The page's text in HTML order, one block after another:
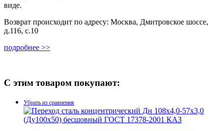
виде.
Возврат происходит по адресу: Москва, Дмитровское шоссе,
д.116, с.10
подробнее >>
С этим товаром покупают: